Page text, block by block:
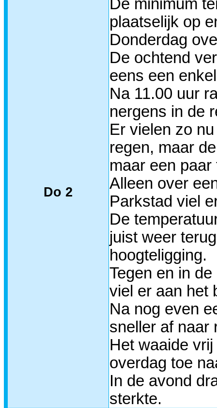
Do 2
De minimum
plaatselijk op
Donderdag
De ochtend
eens een
Na 11.00 uur
nergens in de
Er vielen zo
regen, maar
maar een
Alleen over
Parkstad viel
De
juist weer
hoogteligging.
Tegen en in
viel er aan het
Na nog even
sneller af naar
Het waaide
overdag toe
In de avond
sterkte.